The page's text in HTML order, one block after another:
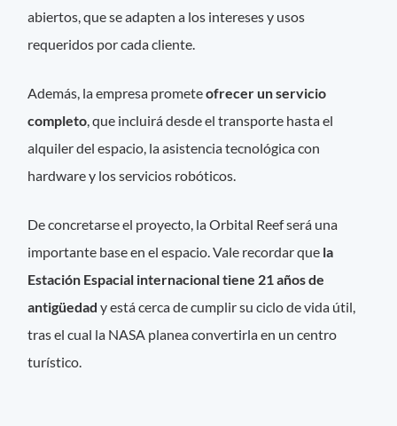
abiertos, que se adapten a los intereses y usos
requeridos por cada cliente.
Además, la empresa prometeofrecer un servicio
completo, que incluirá desde el transporte hasta el
alquiler del espacio, la asistencia tecnológica con
hardware y los servicios robóticos.
De concretarse el proyecto, la Orbital Reef será una
importante base en el espacio. Vale recordar que la
Estación Espacial internacional tiene 21 años de
antigüedad y está cerca de cumplir su ciclo de vida útil,
tras el cual la NASA planea convertirla en un centro
turístico.